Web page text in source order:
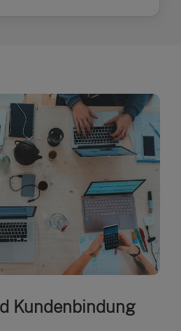
Kundenbindung